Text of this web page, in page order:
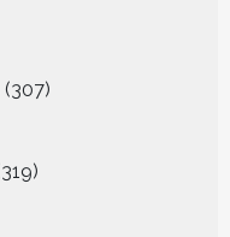
307
producten
319
319
producten